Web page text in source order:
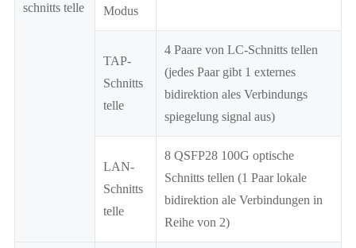
schnitts telle
Modus
TAP-
Schnitts
telle
4 Paare von LC-Schnitts tellen
(jedes Paar gibt 1 externes
bidirektion ales Verbindungs
spiegelung signal aus)
LAN-
Schnitts
telle
8 QSFP28 100G optische
Schnitts tellen (1 Paar lokale
bidirektion ale Verbindungen in
Reihe von 2)